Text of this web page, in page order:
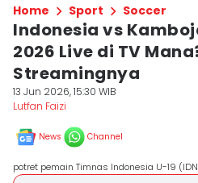
Home Sport Soccer
Indonesia vs
2026 Live di TV
Streamingnya
13 Jun 2026, 15:30 WIB
Lutfan Faizi
News Channel
potret pemain Timnas Indonesia U-19